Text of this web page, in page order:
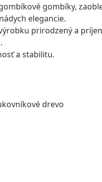
gombíky,
elegancie.
prirodzený a
a stabilitu.
drevo